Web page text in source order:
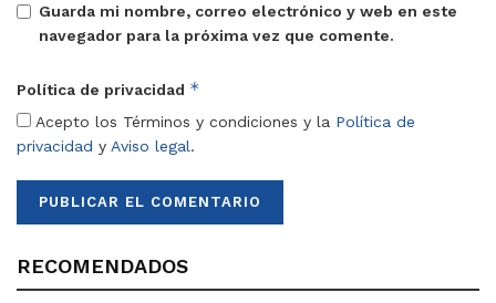
Guarda mi nombre, correo electrónico y web en este
navegador para la próxima vez que comente.
Política de privacidad *
Acepto los Términos y condiciones y la Política de
privacidad y Aviso legal.
RECOMENDADOS